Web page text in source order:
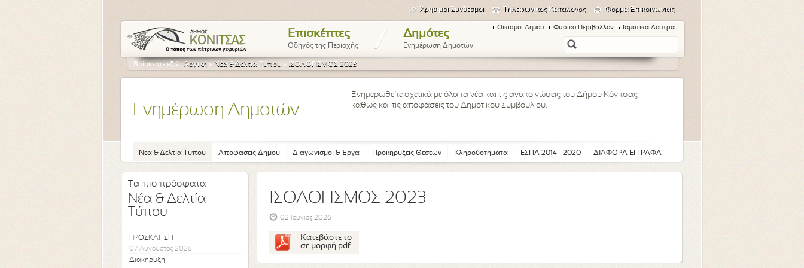
Χρήσιμοι Συνδέσμοι Τηλεφωνικός Κατάλογος Φόρμα Επικοινωνίας
Επισκέπτες
Οδηγός της Περιοχής / Δημότες
Ενημέρωση Δημοτών
Οικισμοί Δήμου Φυσικό Περιβάλλον Ιαματικά Λουτρά
Βρίσκεστε εδώ:Αρχική » Νέα & Δελτία Τύπου » ΙΣΟΛΟΓΙΣΜΟΣ 2023
Ενημέρωση Δημοτών
Ενημερωθείτε σχετικά με όλα τα νέα και τις ανακοινώσεις του Δήμου Κόνιτσας
καθώς και τις αποφάσεις του Δημοτικού Συμβουλίου.
Νέα & Δελτία Τύπου Αποφάσεις Δήμου Διαγωνισμοί & Έργα Προκηρύξεις Θέσεων Κληροδοτήματα ΕΣΠΑ 2014 - 2020 ΔΙΑΦΟΡΑ ΕΓΓΡΑΦΑ
Τα πιο πρόσφατα
Νέα & Δελτία
Τύπου
ΠΡΟΣΚΛΗΣΗ
07 Αύγουστος 2026
Διακήρυξη
ΙΣΟΛΟΓΙΣΜΟΣ 2023
02 Ιούνιος 2026
Κατεβάστε το
σε μορφή pdf